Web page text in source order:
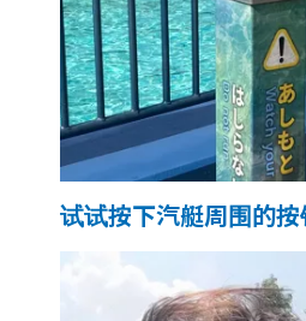
试试按下汽艇周围的按